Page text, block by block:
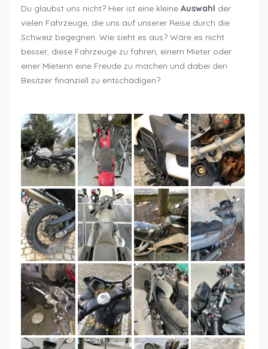
Du glaubst uns nicht? Hier ist eine kleine Auswahl der
vielen Fahrzeuge, die uns auf unserer Reise durch die
Schweiz begegnen. Wie sieht es aus? Wäre es nicht
besser, diese Fahrzeuge zu fahren, einem Mieter oder
einer Mieterin eine Freude zu machen und dabei den
Besitzer finanziell zu entschädigen?